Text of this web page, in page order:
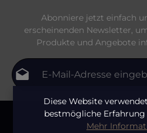
Abonniere jetzt einfach
erscheinenden Newsletter,
Produkte und Angebote
Datenschutz
Die mit einem Stern (*)
Diese Website
bestmögliche Erfahrung
Mehr